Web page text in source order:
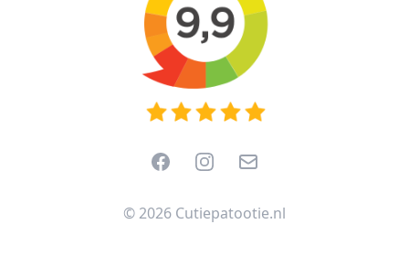
FacebookInstagram
Email
© 2026 Cutiepatootie.nl